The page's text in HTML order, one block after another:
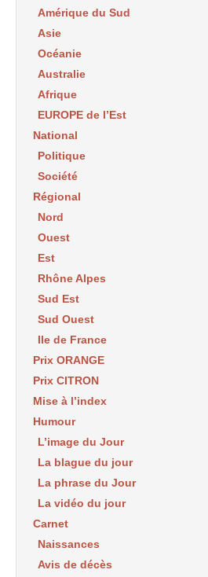
Amérique du Sud
Asie
Océanie
Australie
Afrique
EUROPE de l’Est
National
Politique
Société
Régional
Nord
Ouest
Est
Rhône Alpes
Sud Est
Sud Ouest
Ile de France
Prix ORANGE
Prix CITRON
Mise à l’index
Humour
L’image du Jour
La blague du jour
La phrase du Jour
La vidéo du jour
Carnet
Naissances
Avis de décès